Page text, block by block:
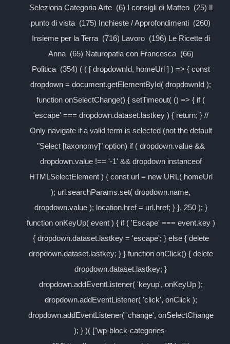
Seleziona Categoria Arte (6) I consigli di Matteo (25) Il
punto di vista (175) Inchieste / Approfondimenti (260)
Insieme per la Terra (716) Lavoro (196) Le Ricette di
Anna (65) Naturopatia con Francesca (66)
Politica (354) ( ( [ dropdownId, homeUrl ] ) => { const
dropdown = document.getElementById( dropdownId );
function onSelectChange() { setTimeout( () => { if (
'escape' === dropdown.dataset.lastkey ) { return; } //
Only navigate if a valid term is selected (not the default
"Select [taxonomy]" option) if ( dropdown.value &&
dropdown.value !== '-1' && dropdown instanceof
HTMLSelectElement ) { const url = new URL( homeUrl
); url.searchParams.set( dropdown.name,
dropdown.value ); location.href = url.href; } }, 250 ); }
function onKeyUp( event ) { if ( 'Escape' === event.key )
{ dropdown.dataset.lastkey = 'escape'; } else { delete
dropdown.dataset.lastkey; } } function onClick() { delete
dropdown.dataset.lastkey; }
dropdown.addEventListener( 'keyup', onKeyUp );
dropdown.addEventListener( 'click', onClick );
dropdown.addEventListener( 'change', onSelectChange
); } )( ["wp-block-categories-